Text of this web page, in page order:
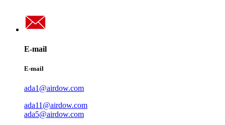
E-mail
E-mail
ada1@airdow.com
ada11@airdow.com
ada5@airdow.com